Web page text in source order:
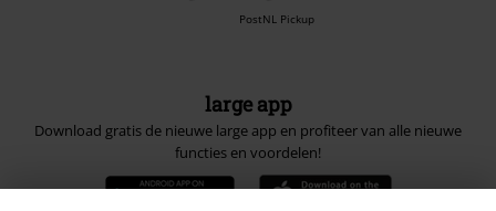
PostNL Pickup
large app
Download gratis de nieuwe large app en profiteer van alle nieuwe
functies en voordelen!